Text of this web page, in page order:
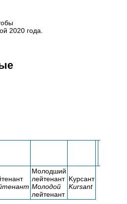
2020 года.
Молодший
лейтенант
Молодой
лейтенант
Kурсант
Kursant